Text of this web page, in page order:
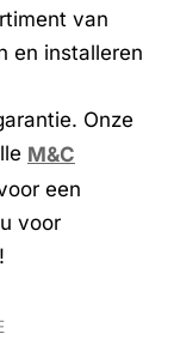
van
en installeren
Onze
M&C
een
voor